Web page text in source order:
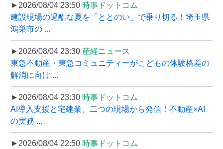
►2026/08/04 23:50 時事ドットコム
建設現場の過酷な夏を「ととのい」で乗り切る！埼玉県
鴻巣市の ...
►2026/08/04 23:30 産経ニュース
東急不動産・東急コミュニティーがこどもの体験格差の
解消に向け ...
►2026/08/04 23:30 時事ドットコム
AI導入支援と宅建業、二つの現場から発信！不動産×AI
の実務 ...
►2026/08/04 22:50 時事ドットコム